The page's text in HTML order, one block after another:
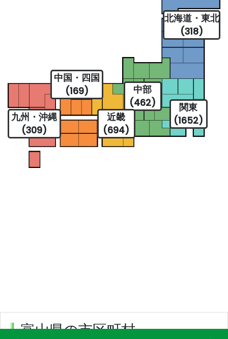
北海道・東北
(318)
関東
(1652)
中部
(462)
近畿
(694)
中国・四国
(169)
九州・沖縄
(309)
富山県の市区町村